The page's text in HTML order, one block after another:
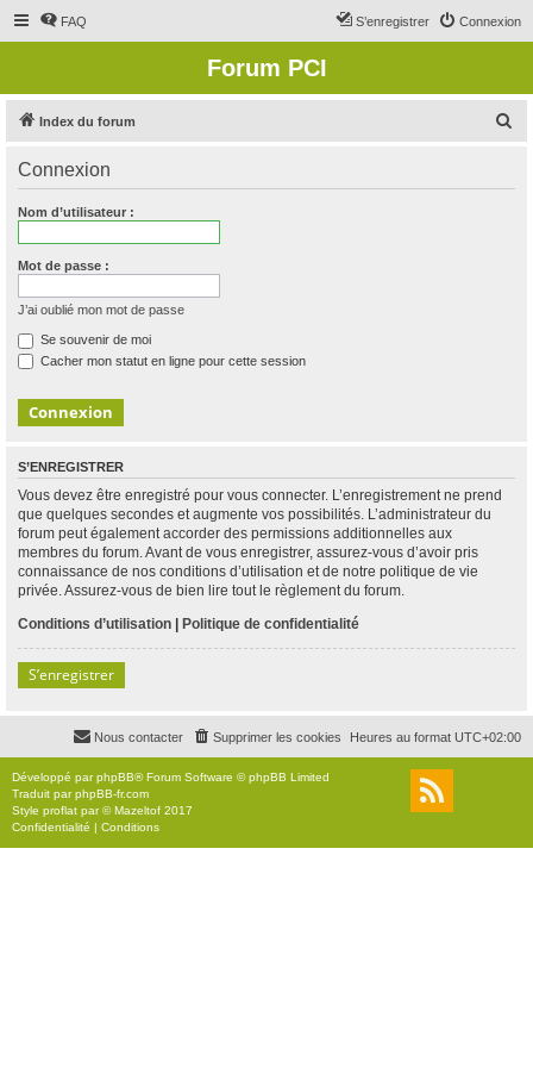
FAQ Connexion
S’enregistrer
Forum PCI
Index du forum
Connexion
Nom d’utilisateur :
Mot de passe :
J’ai oublié mon mot de passe
Se souvenir de moi
Cacher mon statut en ligne pour cette session
S’ENREGISTRER
Vous devez être enregistré pour vous connecter. L’enregistrement ne prend
que quelques secondes et augmente vos possibilités. L’administrateur du
forum peut également accorder des permissions additionnelles aux
membres du forum. Avant de vous enregistrer, assurez-vous d’avoir pris
connaissance de nos conditions d’utilisation et de notre politique de vie
privée. Assurez-vous de bien lire tout le règlement du forum.
Conditions d’utilisation | Politique de confidentialité
S’enregistrer
Heures au format UTC+02:00
Supprimer les cookies
Nous contacter
Développé parphpBB® Forum Software © phpBB Limited
Traduit parphpBB-fr.com
Style proflat par ©Mazeltof 2017
Confidentialité | Conditions